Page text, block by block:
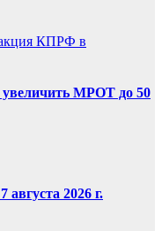
КПРФ в
МРОТ до 50
2026 г.